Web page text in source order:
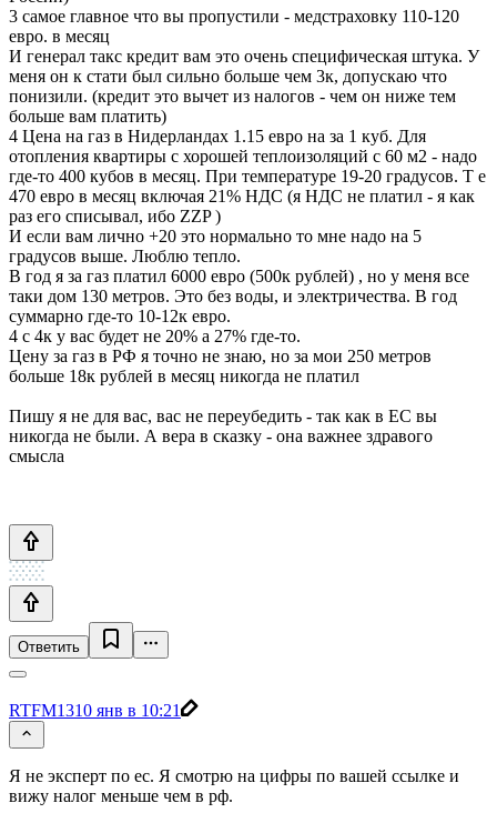
3 самое главное что вы пропустили - медстраховку 110-120
евро. в месяц
И генерал такс кредит вам это очень специфическая штука. У
меня он к стати был сильно больше чем 3к, допускаю что
понизили. (кредит это вычет из налогов - чем он ниже тем
больше вам платить)
4 Цена на газ в Нидерландах 1.15 евро на за 1 куб. Для
отопления квартиры с хорошей теплоизоляций с 60 м2 - надо
где-то 400 кубов в месяц. При температуре 19-20 градусов. Т е
470 евро в месяц включая 21% НДС (я НДС не платил - я как
раз его списывал, ибо ZZP )
И если вам лично +20 это нормально то мне надо на 5
градусов выше. Люблю тепло.
В год я за газ платил 6000 евро (500к рублей) , но у меня все
таки дом 130 метров. Это без воды, и электричества. В год
суммарно где-то 10-12к евро.
4 с 4к у вас будет не 20% а 27% где-то.
Цену за газ в РФ я точно не знаю, но за мои 250 метров
больше 18к рублей в месяц никогда не платил
Пишу я не для вас, вас не переубедить - так как в ЕС вы
никогда не были. А вера в сказку - она важнее здравого
смысла
Ответить
RTFM1310 янв в 10:21
Я не эксперт по ес. Я смотрю на цифры по вашей ссылке и
вижу налог меньше чем в рф.